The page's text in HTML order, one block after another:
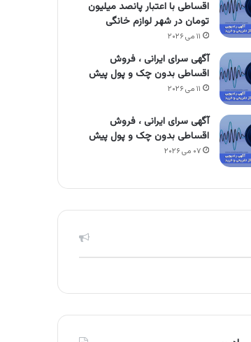
اقساطی با اعتبار پانصد میلیون
تومان در شهر لوازم خانگی
۱۱ می ۲۰۲۶
آگهی سرای ایرانی ، فروش
اقساطی بدون چک و پول پیش
۱۱ می ۲۰۲۶
آگهی سرای ایرانی ، فروش
اقساطی بدون چک و پول پیش
۰۷ می ۲۰۲۶